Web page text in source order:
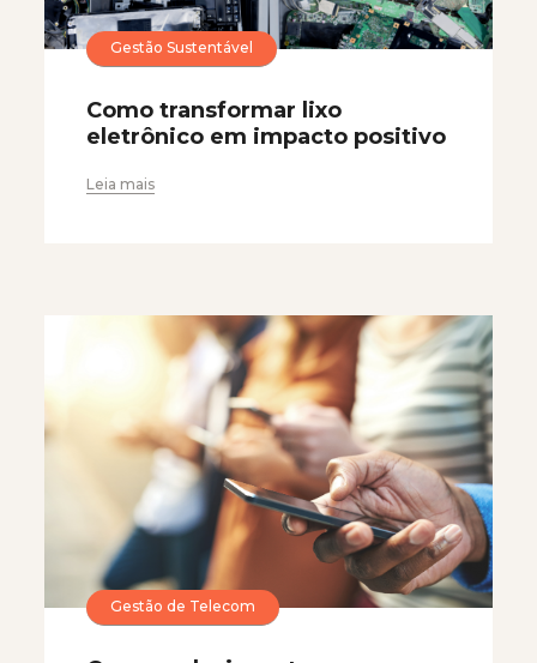
Gestão Sustentável
Como transformar lixo
eletrônico em impacto positivo
Leia mais
Gestão de Telecom